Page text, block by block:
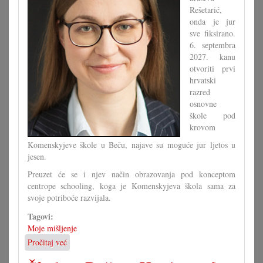
Rešetarić,
onda je jur
sve fiksirano.
6. septembra
2027. kanu
otvoriti prvi
hrvatski
razred
osnovne
škole pod
krovom
Komenskyjeve škole u Beču, najave su moguće jur ljetos u
jesen.
Preuzet će se i njev način obrazovanja pod konceptom
centrope schooling, koga je Komenskyjeva škola sama za
svoje potriboće razvijala.
Tagovi:
Moje mišljenje
Pročitaj već
Dva